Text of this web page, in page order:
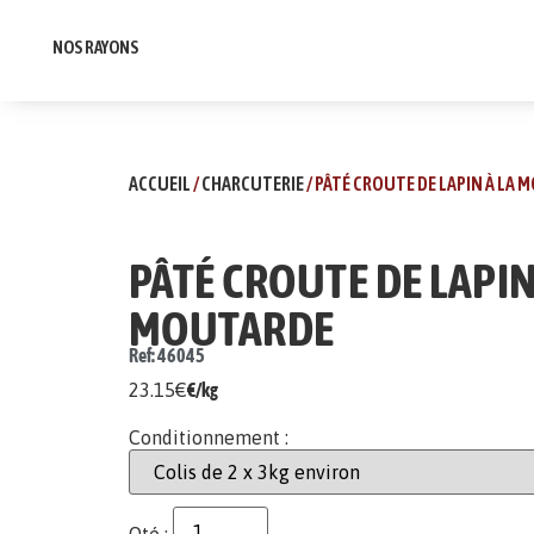
NOS RAYONS
ACCUEIL/CHARCUTERIE/ PÂTÉ CROUTE DE LAPIN À LA
PÂTÉ CROUTE DE
MOUTARDE
Ref: 46045
23.15€€/kg
Conditionnement :